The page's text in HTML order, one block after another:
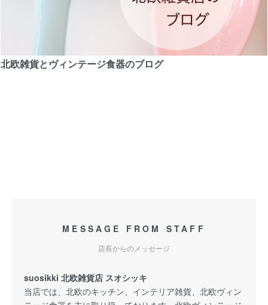
北欧雑貨とヴィンテージ食器のブログ
MESSAGE FROM STAFF
店長からのメッセージ
suosikki 北欧雑貨店 スオシッキ
当店では、北欧のキッチン、インテリア雑貨、北欧ヴィン